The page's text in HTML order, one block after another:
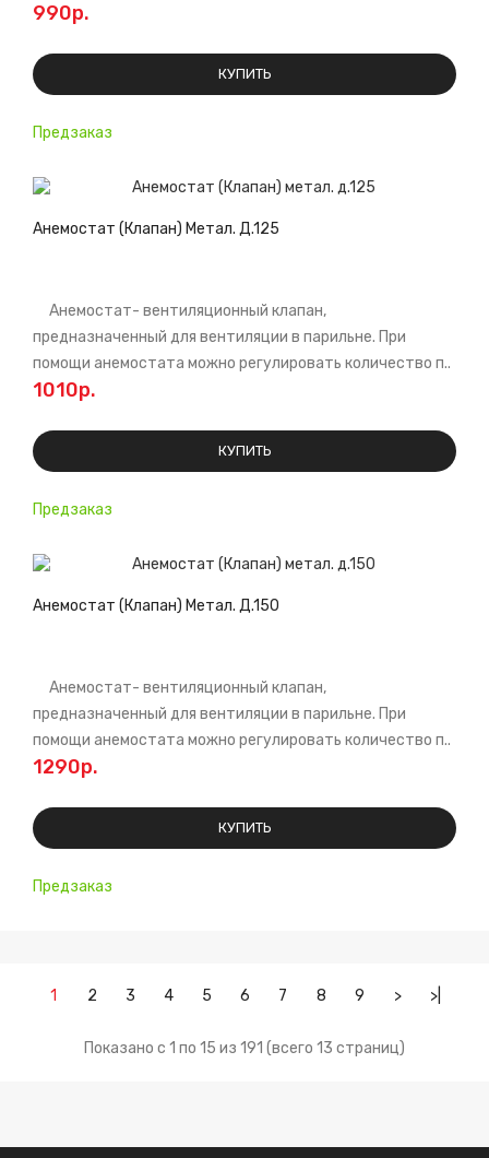
Предзаказ
990р.
КУПИТЬ
Предзаказ
Анемостат (Клапан) Метал. Д.125
Анемостат- вентиляционный клапан,
предназначенный для вентиляции в парильне. При
помощи анемостата можно регулировать количество п..
1010р.
КУПИТЬ
Предзаказ
Анемостат (Клапан) Метал. Д.150
Анемостат- вентиляционный клапан,
предназначенный для вентиляции в парильне. При
помощи анемостата можно регулировать количество п..
1290р.
КУПИТЬ
1 2 3 4 5 6 7 8 9 > >|
Показано с 1 по 15 из 191 (всего 13 страниц)